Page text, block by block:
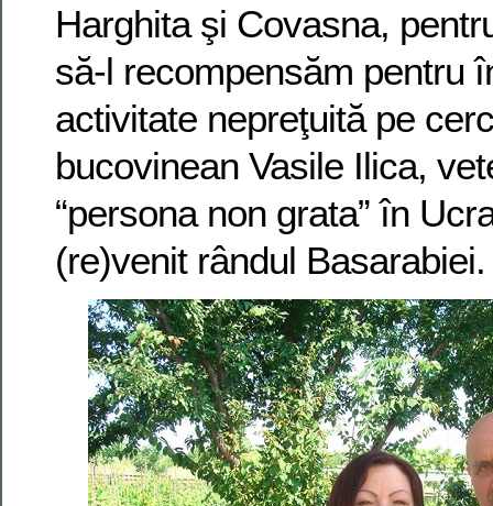
Harghita şi Covasna,
să-l recompensăm pentru
activitate nepreţuită pe
bucovinean Vasile Ilica,
“persona non grata” în
(re)venit rândul Basarabiei.